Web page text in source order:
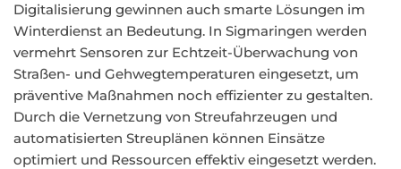
Digitalisierung gewinnen auch smarte Lösungen im
Winterdienst an Bedeutung. In Sigmaringen werden
vermehrt Sensoren zur Echtzeit-Überwachung von
Straßen- und Gehwegtemperaturen eingesetzt, um
präventive Maßnahmen noch effizienter zu gestalten.
Durch die Vernetzung von Streufahrzeugen und
automatisierten Streuplänen können Einsätze
optimiert und Ressourcen effektiv eingesetzt werden.